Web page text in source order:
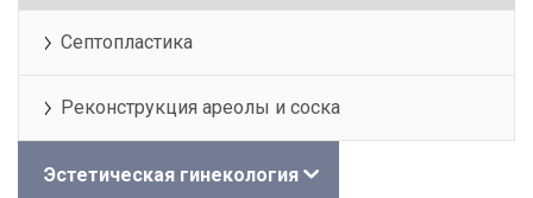
Септопластика
Реконструкция ареолы и соска
Эстетическая гинекология